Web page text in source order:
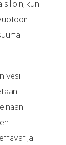
kun
vesi-
ja